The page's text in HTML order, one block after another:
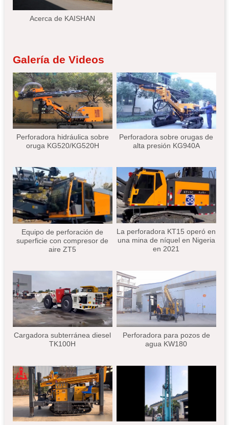
Acerca de KAISHAN
Galería de Videos
Perforadora hidráulica sobre
oruga KG520/KG520H
Perforadora sobre orugas de
alta presión KG940A
Equipo de perforación de
superficie con compresor de
aire ZT5
La perforadora KT15 operó en
una mina de níquel en Nigeria
en 2021
Cargadora subterránea diesel
TK100H
Perforadora para pozos de
agua KW180